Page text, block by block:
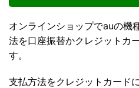
オンラインショップでauの機
法を口座振替かクレジットカ
す。
支払方法をクレジットカード